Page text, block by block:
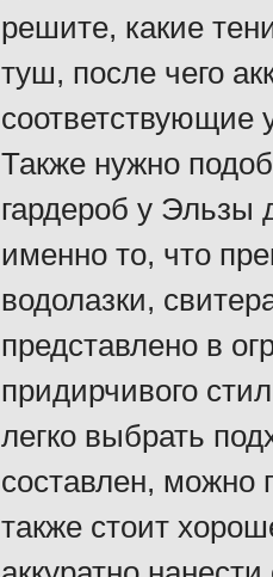
решите, какие
туш, после чего
соответствующие
Также нужно
гардероб у Эльзы
именно то, что
водолазки,
представлено в
придирчивого
легко выбрать
составлен, можно
также стоит